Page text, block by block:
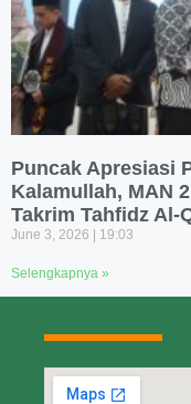
Puncak Apresiasi
Kalamullah, MAN
Takrim Tahfidz Al-
June 3, 2026 19:03
Selengkapnya »